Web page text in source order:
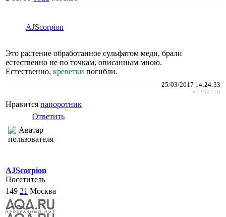
AJScorpion
Это растение обработанное сульфатом меди, брали
естественно не по точкам, описанным мною.
Естественно, креветки погибли.
25/03/2017 14:24:33
#2359770
Нравится папоротник
Ответить
AJScorpion
Посетитель
149 21 Москва